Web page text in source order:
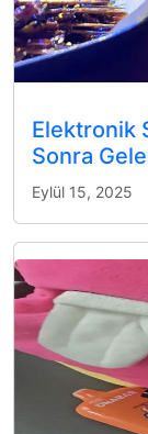
Elektronik
Sonra
Eylül 15, 2025